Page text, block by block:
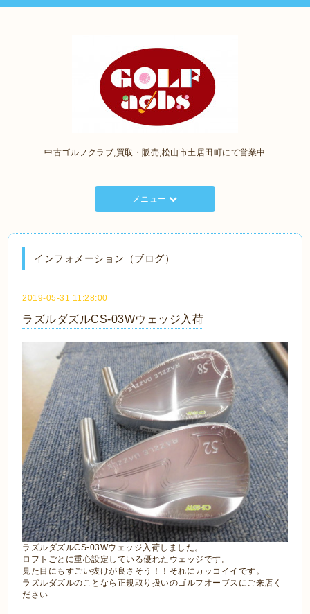
中古ゴルフクラブ,買取・販売,松山市土居田町にて営業中
メニュー
インフォメーション（ブログ）
2019-05-31 11:28:00
ラズルダズルCS-03Wウェッジ入荷
ラズルダズルCS-03Wウェッジ入荷しました。
ロフトごとに重心設定している優れたウェッジです。
見た目にもすごい抜けが良さそう！！それにカッコイイです。
ラズルダズルのことなら正規取り扱いのゴルフオーブスにご来店く
ださい